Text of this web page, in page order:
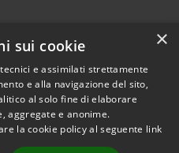
Copyright © 2026 • Comune di
Ittiri • Powered by
×
sui cookie
e assimilati strettamente
e alla navigazione del sito,
al solo fine di elaborare
aggregate e anonime.
la cookie policy al seguente link